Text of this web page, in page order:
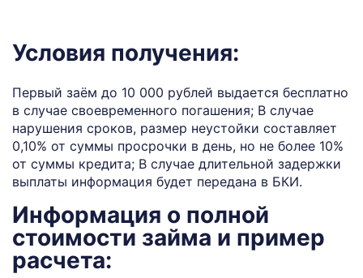
Условия получения:
Первый заём до 10 000 рублей выдается бесплатно
в случае своевременного погашения; В случае
нарушения сроков, размер неустойки составляет
0,10% от суммы просрочки в день, но не более 10%
от суммы кредита; В случае длительной задержки
выплаты информация будет передана в БКИ.
Информация о полной
стоимости займа и пример
расчета: